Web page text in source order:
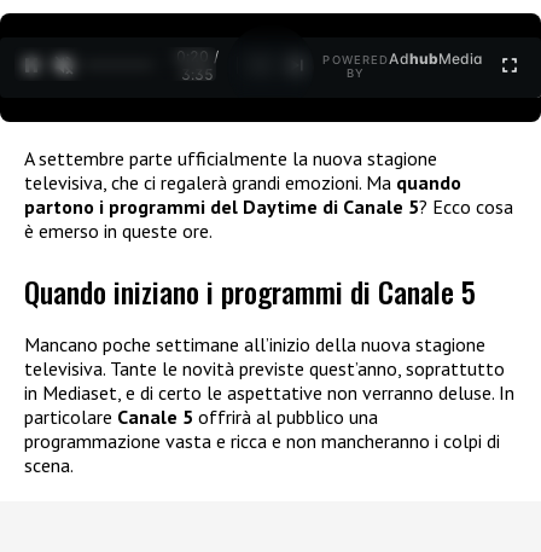
0:21 /
3:35
POWERED
BY
AdhubMedia
A settembre parte ufficialmente la nuova stagione
televisiva, che ci regalerà grandi emozioni. Ma quando
partono i programmi del Daytime di Canale 5? Ecco cosa
è emerso in queste ore.
Quando iniziano i programmi di Canale 5
Mancano poche settimane all’inizio della nuova stagione
televisiva. Tante le novità previste quest’anno, soprattutto
in Mediaset, e di certo le aspettative non verranno deluse. In
particolare Canale 5 offrirà al pubblico una
programmazione vasta e ricca e non mancheranno i colpi di
scena.